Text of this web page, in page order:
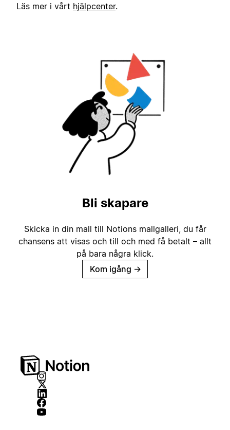
Läs mer i vårt hjälpcenter.
Bli skapare
Skicka in din mall till Notions mallgalleri, du får
chansens att visas och till och med få betalt – allt
på bara några klick.
Kom igång →